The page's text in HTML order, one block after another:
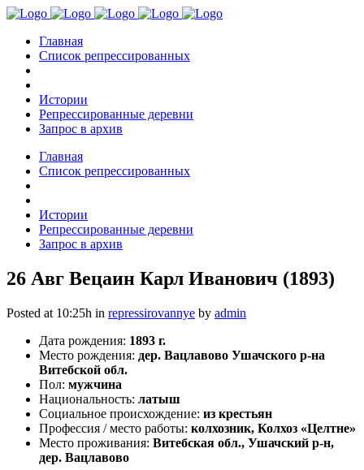
Главная
Список репрессированных
Истории
Репрессированные деревни
Запрос в архив
Главная
Список репрессированных
Истории
Репрессированные деревни
Запрос в архив
26 Авг Вецаин Карл Иванович (1893)
Posted at 10:25h in repressirovannye by admin
Дата рождения: 1893 г.
Место рождения: дер. Вацлавово Ушачского р-на
Витебской обл.
Пол: мужчина
Национальность: латыш
Социальное происхождение: из крестьян
Профессия / место работы: колхозник, Колхоз «Целтне»
Место проживания: Витебская обл., Ушачский р-н,
дер. Вацлавово